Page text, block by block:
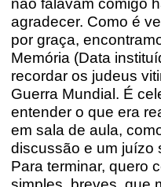
não falavam comigo
agradecer. Como é
por graça,
Memória (Data
recordar os judeus
Guerra Mundial. É
entender o que era
em sala de aula,
discussão e um juízo
Para terminar, quero